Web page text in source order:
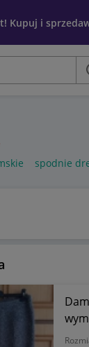
Kupuj i
spodnie